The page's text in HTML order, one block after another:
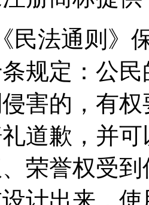
民法通则
规定：公
害的，有
道歉，并
荣誉权受
计出来，